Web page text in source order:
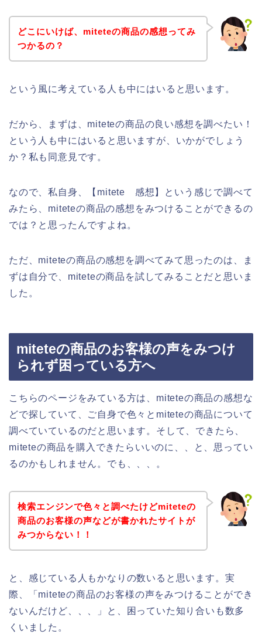
どこにいけば、miteteの商品の感想ってみ
つかるの？
という風に考えている人も中にはいると思います。
だから、まずは、miteteの商品の良い感想を調べたい！
という人も中にはいると思いますが、いかがでしょう
か？私も同意見です。
なので、私自身、【mitete 感想】という感じで調べて
みたら、miteteの商品の感想をみつけることができるの
では？と思ったんですよね。
ただ、miteteの商品の感想を調べてみて思ったのは、ま
ずは自分で、miteteの商品を試してみることだと思いま
した。
miteteの商品のお客様の声をみつけ
られず困っている方へ
こちらのページをみている方は、miteteの商品の感想な
どで探していて、ご自身で色々とmiteteの商品について
調べていているのだと思います。そして、できたら、
miteteの商品を購入できたらいいのに、、と、思ってい
るのかもしれません。でも、、、。
検索エンジンで色々と調べたけどmiteteの
商品のお客様の声などが書かれたサイトが
みつからない！！
と、感じている人もかなりの数いると思います。実
際、「miteteの商品のお客様の声をみつけることができ
ないんだけど、、、」と、困っていた知り合いも数多
くいました。